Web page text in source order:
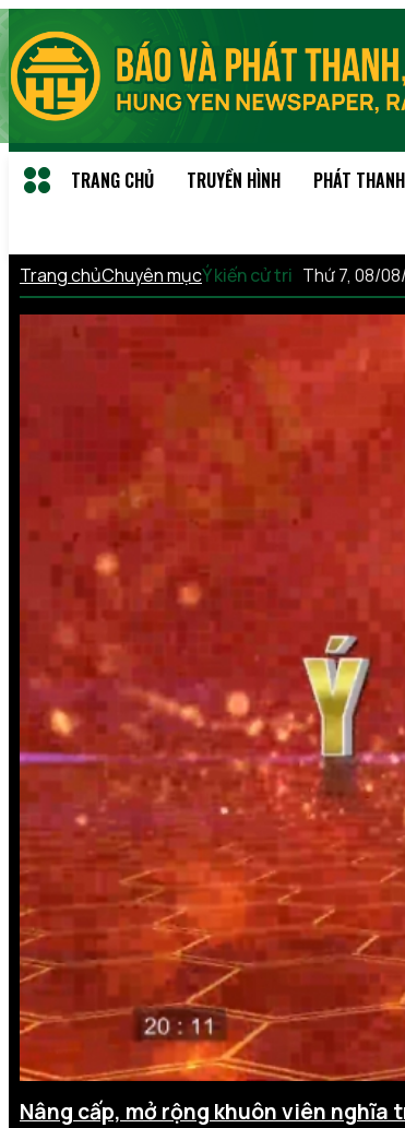
TRANG CHỦ TRUYỀN HÌNH PHÁT THANH
Trang chủChuyên mụcÝ kiến cử tri Thứ 7, 08/
Nâng cấp, mở rộng khuôn viên nghĩa